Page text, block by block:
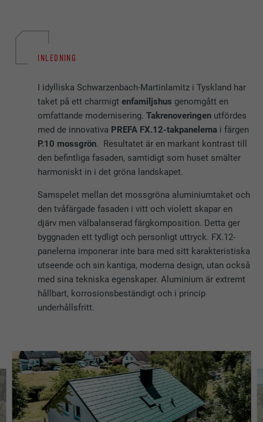
INLEDNING
I idylliska Schwarzenbach-Martinlamitz i Tyskland har
taket på ett charmigtenfamiljshus genomgått en
omfattande modernisering.Takrenoveringen utfördes
med de innovativa PREFA FX.12-takpanelerna i färgen
P.10 mossgrön. Resultatet är en markant kontrast till
den befintliga fasaden, samtidigt som huset smälter
harmoniskt in i det gröna landskapet.
Samspelet mellan det mossgröna aluminiumtaket och
den tvåfärgade fasaden i vitt och violett skapar en
djärv men välbalanserad färgkomposition. Detta ger
byggnaden ett tydligt och personligt uttryck. FX.12-
panelerna imponerar inte bara med sitt karakteristiska
utseende och sin kantiga, moderna design, utan också
med sina tekniska egenskaper. Aluminium är extremt
hållbart, korrosionsbeständigt och i princip
underhållsfritt.